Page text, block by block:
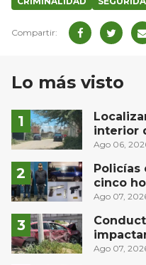
Lo más visto
interior
Ago 06,
Policías
cinco
Puebla
Ago 07,
muro en
Ago 07,